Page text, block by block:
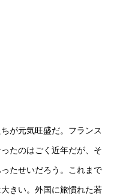
が元気旺盛だ。フランス
たのはごく近年だが、そ
たせいだろう。これまで
きい。外国に旅慣れた若